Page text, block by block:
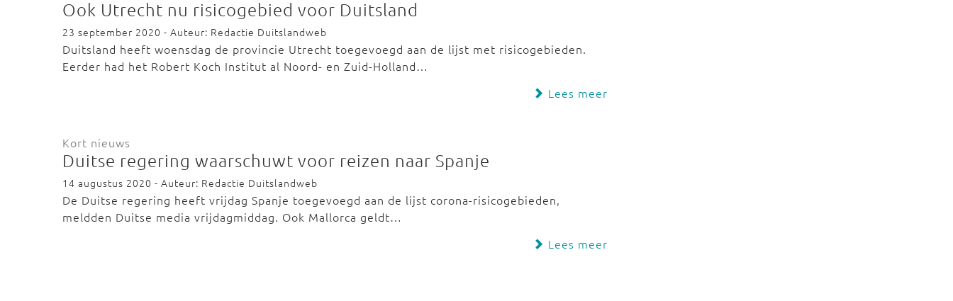
Ook Utrecht nu risicogebied voor Duitsland
23 september 2020 - Auteur: Redactie Duitslandweb
Duitsland heeft woensdag de provincie Utrecht toegevoegd aan de lijst met risicogebieden.
Eerder had het Robert Koch Institut al Noord- en Zuid-Holland…
Lees meer
Kort nieuws
Duitse regering waarschuwt voor reizen naar Spanje
14 augustus 2020 - Auteur: Redactie Duitslandweb
De Duitse regering heeft vrijdag Spanje toegevoegd aan de lijst corona-risicogebieden,
meldden Duitse media vrijdagmiddag. Ook Mallorca geldt…
Lees meer